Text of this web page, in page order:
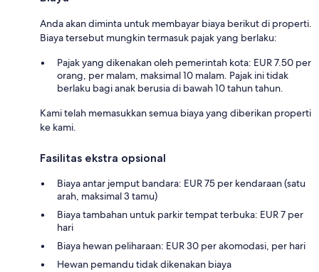
Anda akan diminta untuk membayar biaya berikut di properti.
Biaya tersebut mungkin termasuk pajak yang berlaku:
Pajak yang dikenakan oleh pemerintah kota: EUR 7.50 per
orang, per malam, maksimal 10 malam. Pajak ini tidak
berlaku bagi anak berusia di bawah 10 tahun tahun.
Kami telah memasukkan semua biaya yang diberikan properti
ke kami.
Fasilitas ekstra opsional
Biaya antar jemput bandara: EUR 75 per kendaraan (satu
arah, maksimal 3 tamu)
Biaya tambahan untuk parkir tempat terbuka: EUR 7 per
hari
Biaya hewan peliharaan: EUR 30 per akomodasi, per hari
Hewan pemandu tidak dikenakan biaya